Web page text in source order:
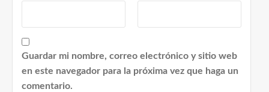
Guardar mi nombre, correo electrónico y sitio web
en este navegador para la próxima vez que haga un
comentario.